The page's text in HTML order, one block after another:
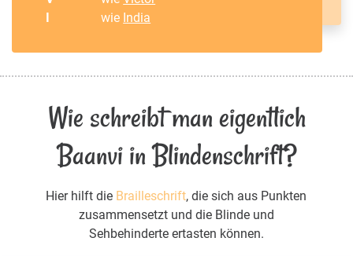
I
wie India
Wie schreibt man eigentlich
Baanvi in Blindenschrift?
Hier hilft die Brailleschrift, die sich aus Punkten
zusammensetzt und die Blinde und
Sehbehinderte ertasten können.